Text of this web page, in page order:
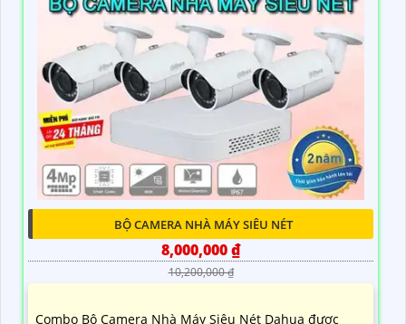
BỘ CAMERA NHÀ MÁY SIÊU NÉT
8,000,000 ₫
10,200,000 ₫
Combo Bộ Camera Nhà Máy Siêu Nét Dahua được